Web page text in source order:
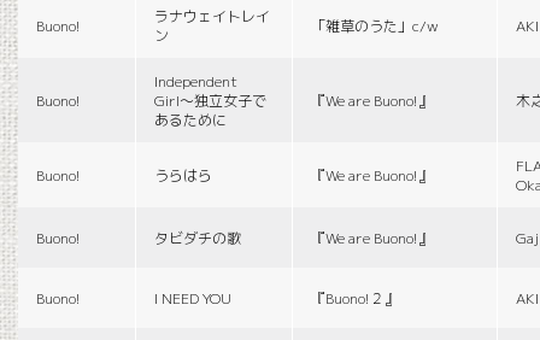
Buono!
ラナウェイトレイ
ン
「雑草のうた」c/w
Buono!
Independent
Girl〜独立女子で
あるために
『We are Buono!』 木
Buono! うらはら 『We are Buono!』
Buono! タビダチの歌 『We are Buono!』
Buono! I NEED YOU 『Buono!２』